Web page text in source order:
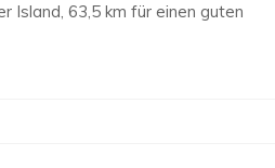
Island, 63,5 km für einen guten